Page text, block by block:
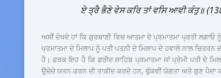
ਏ ਤ੍ਰੈ ਭੈਣੇ ਵੇਸ ਕਰਿ ਤਾਂ ਵਸਿ ਆਵੀ ਕੰਤੁ॥
ਅਸੀਂ ਦੇਖਦੇ ਹਾਂ ਕਿ ਗੁਰਬਾਣੀ ਵਿਚ ਆਤਮਾ ਦੇ ਪ੍ਰਮਾਤਮਾ ਪ੍ਰਤੀ
ਪ੍ਰਮਾਤਮਾ ਦੇ ਮਿਲਾਪ ਨੂੰ ਪਤੀ ਪਤਨੀ ਦੇ ਮਿਲਾਪ ਦੇ ਹਵਾਲੇ ਨਾਲ
ਹੈ। ਫ਼ਰਕ ਇਹ ਹੈ ਕਿ ਫ਼ਰੀਦ ਸਾਹਿਬ ਪ੍ਰਮਾਤਮਾ ਜਾਂ ਪ੍ਰੇਮੀ ਪਤੀ ਦੇ
ਉਚੇਚੇ ਯਤਨ ਕਰਨ ਦੀ ਤਾਕੀਦ ਕਰਦੇ ਹਨ, ਢੁੱਕਵੀਂ ਯੋਗਤਾ ਅਤੇ ਗੁਣ